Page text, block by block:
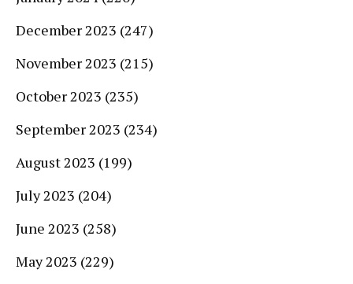
December 2023 (247)
November 2023 (215)
October 2023 (235)
September 2023 (234)
August 2023 (199)
July 2023 (204)
June 2023 (258)
May 2023 (229)